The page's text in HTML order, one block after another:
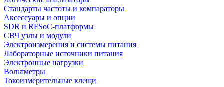
Стандарты частоты и компараторы
Аксессуары и опции
SDR и RFSoC‑платформы
СВЧ узлы и модули
Электроизмерения и системы питания
Лабораторные источники питания
Электронные нагрузки
Вольтметры
Токоизмерительные клещи